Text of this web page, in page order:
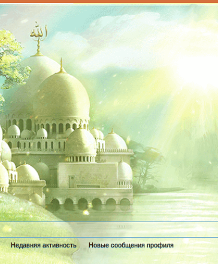
Недавняя активность Новые сообщения профиля